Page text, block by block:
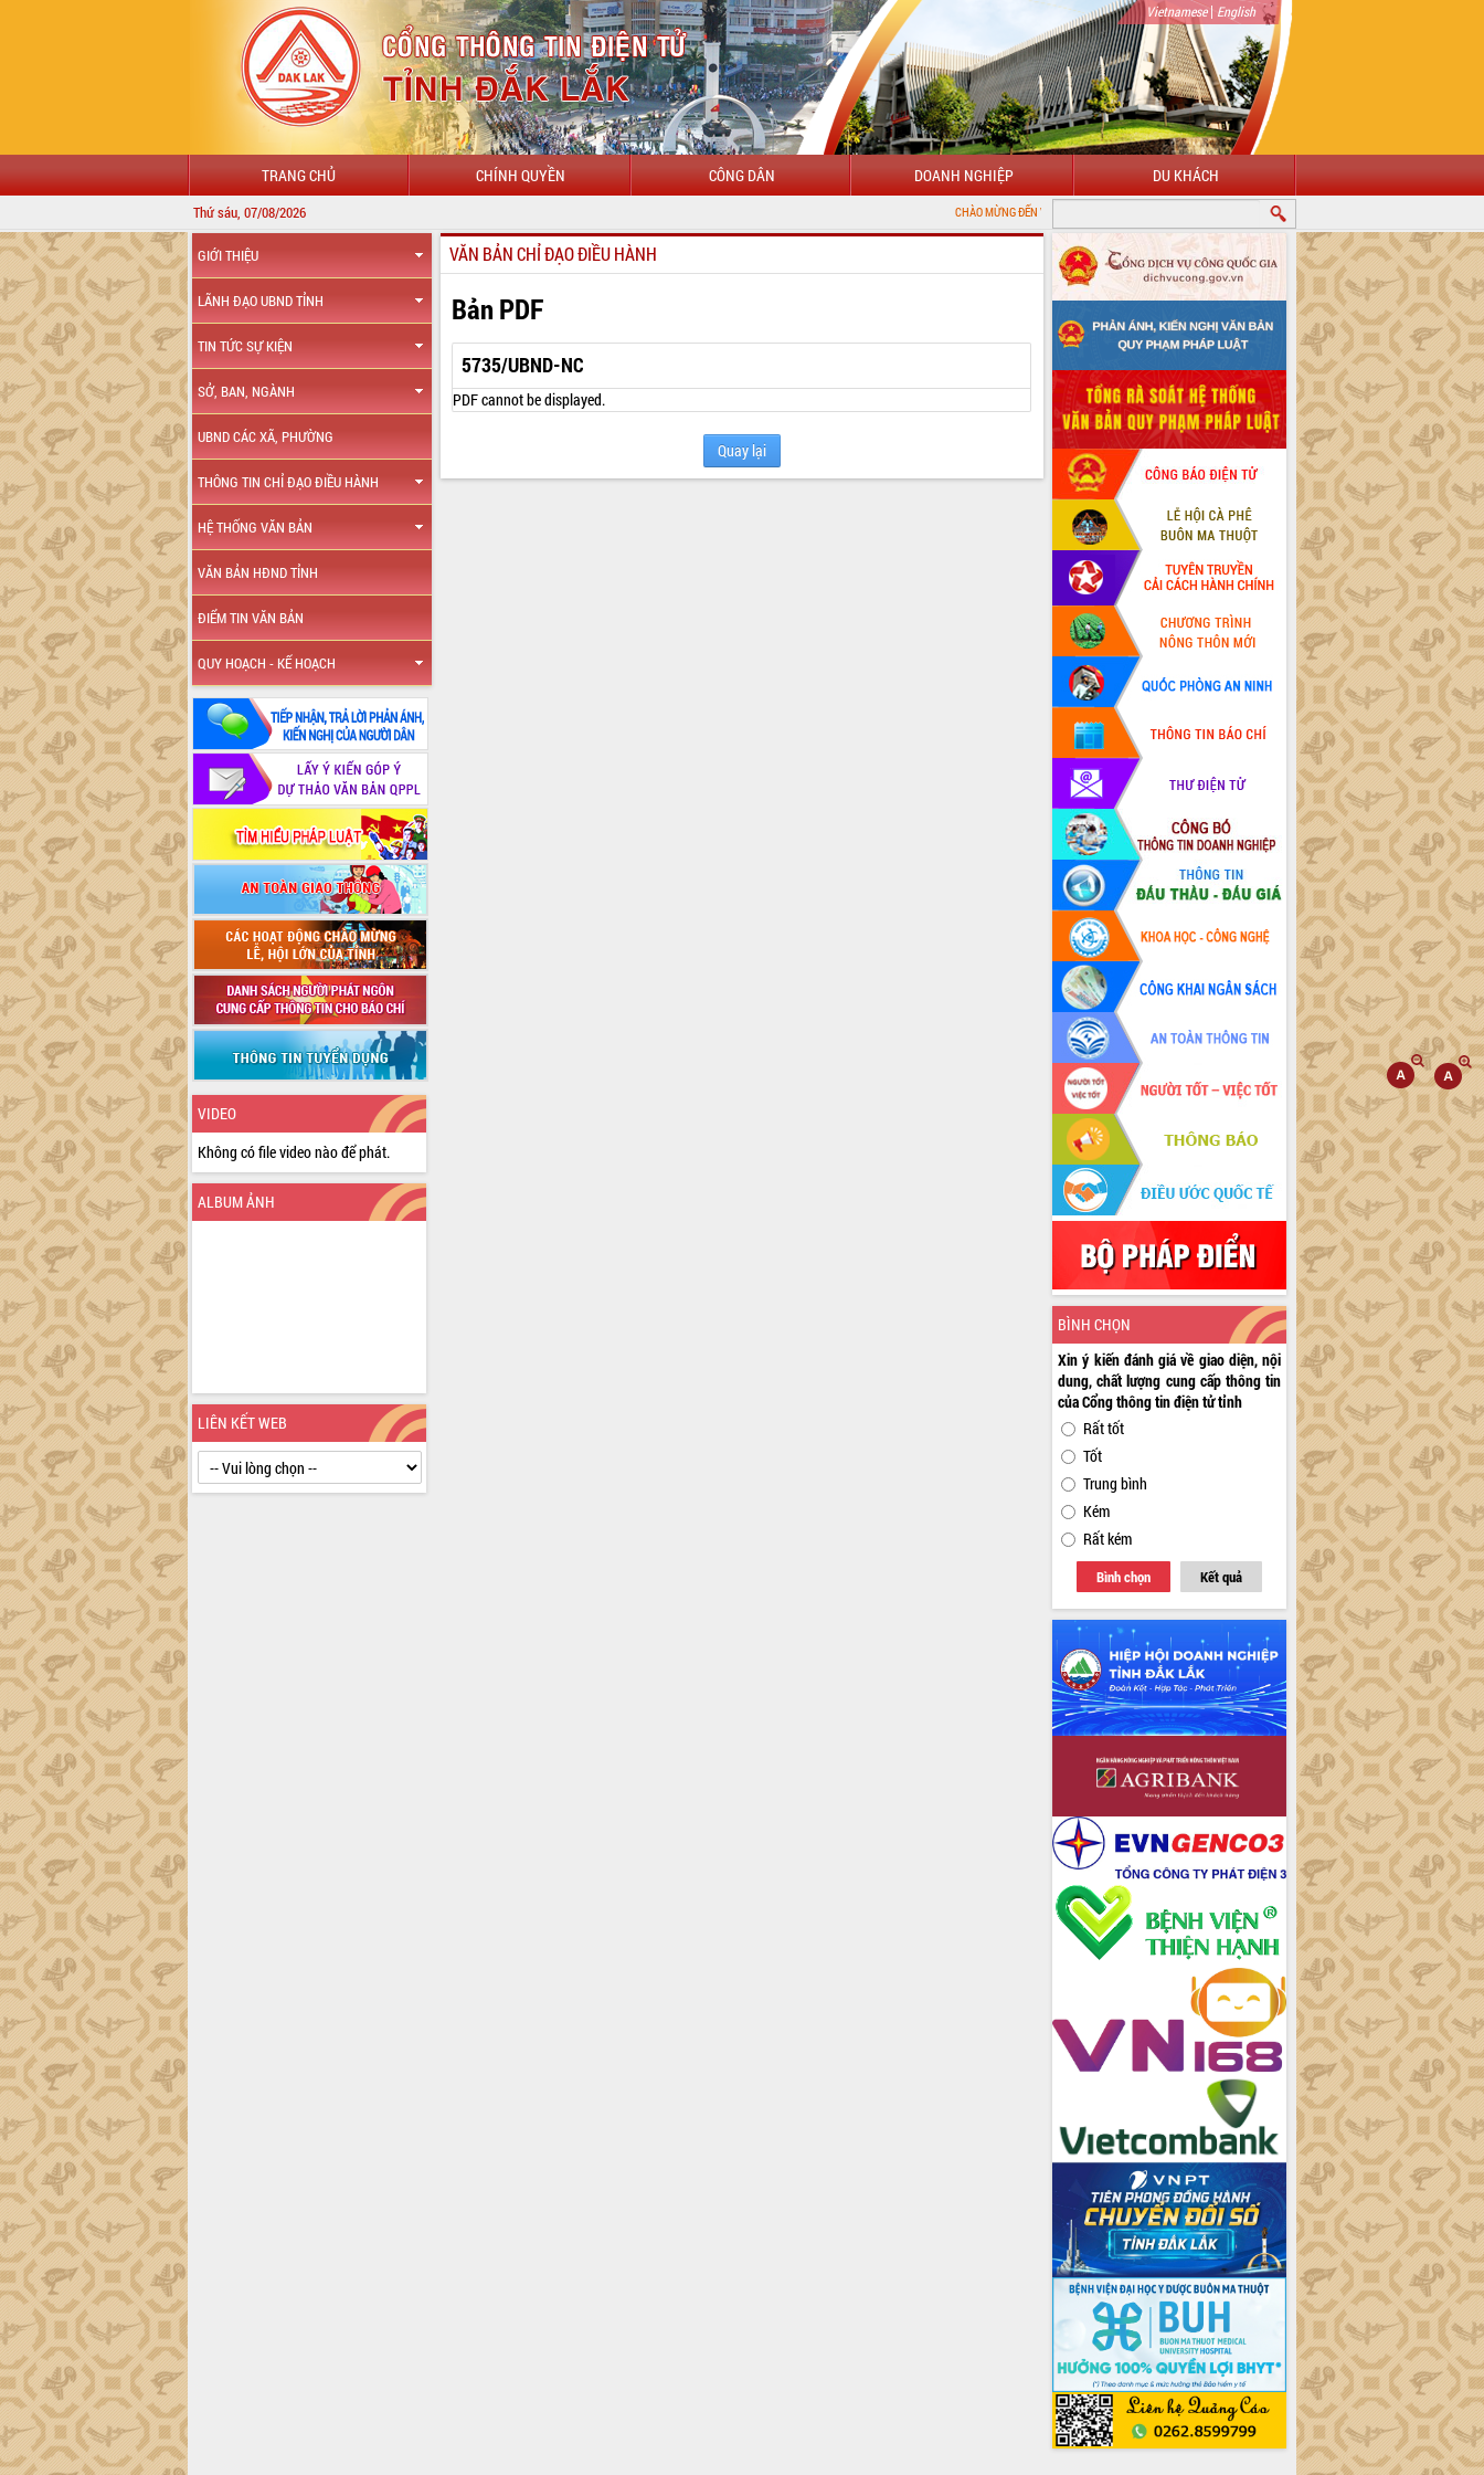
Vietnamese| English
TRANG CHỦ CHÍNH QUYỀN CÔNG DÂN DOANH NGHIỆP DU KHÁCH
Thứ sáu, 07/08/2026 CHÀO MỪNG ĐẾN VỚI CỔNG THÔNG TIN ĐIỆN TỬ TỈNH ĐẮK LẮK
GIỚI THIỆU
LÃNH ĐẠO UBND TỈNH
TIN TỨC SỰ KIỆN
SỞ, BAN, NGÀNH
UBND CÁC XÃ, PHƯỜNG
THÔNG TIN CHỈ ĐẠO ĐIỀU HÀNH
HỆ THỐNG VĂN BẢN
VĂN BẢN HĐND TỈNH
ĐIỂM TIN VĂN BẢN
QUY HOẠCH - KẾ HOẠCH
VIDEO
Không có file video nào để phát.
ALBUM ẢNH
LIÊN KẾT WEB
VĂN BẢN CHỈ ĐẠO ĐIỀU HÀNH
Bản PDF
5735/UBND-NC
PDF cannot be displayed.
Quay lại
BÌNH CHỌN
Xin ý kiến đánh giá về giao diện, nội
dung, chất lượng cung cấp thông tin
của Cổng thông tin điện tử tỉnh
Rất tốt
Tốt
Trung bình
Kém
Rất kém
Bình chọn Kết quả